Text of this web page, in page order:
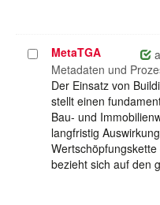
Projekt
auswählen
MetaTGA
Metadaten und
Der Einsatz von
stellt einen
Bau- und
langfristig
bezieht sich auf den